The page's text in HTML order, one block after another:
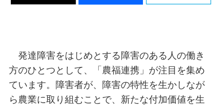
発達障害をはじめとする障害のある人の働き
方のひとつとして、「農福連携」が注目を集め
ています。障害者が、障害の特性を生かしなが
ら農業に取り組むことで、新たな付加価値を生